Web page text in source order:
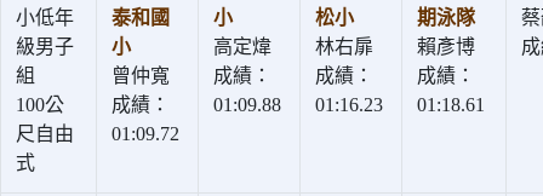
小低年
級男子
組
100公
尺自由
式
泰和國
小
曾仲寬
成績：
01:09.72
小
高定煒
成績：
01:09.88
松小
林右扉
成績：
01:16.23
期泳隊
賴彥博
成績：
01:18.61